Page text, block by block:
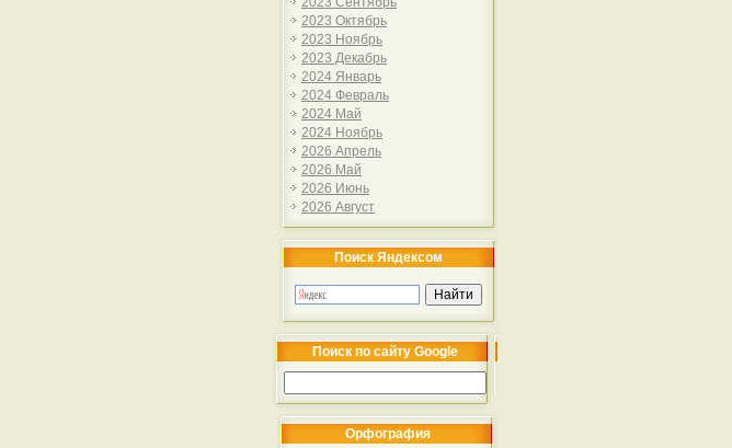
2023 Октябрь
2023 Ноябрь
2023 Декабрь
2024 Январь
2024 Февраль
2024 Май
2024 Ноябрь
2026 Апрель
2026 Май
2026 Июнь
2026 Август
Поиск Яндексом
Поиск по сайту Google
Орфография